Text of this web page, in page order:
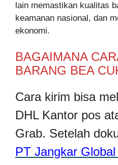
lain memastikan kualitas
keamanan nasional, dan
ekonomi.
BAGAIMANA
BARANG BEA
Cara kirim bisa
DHL Kantor pos
Grab. Setelah
PT Jangkar